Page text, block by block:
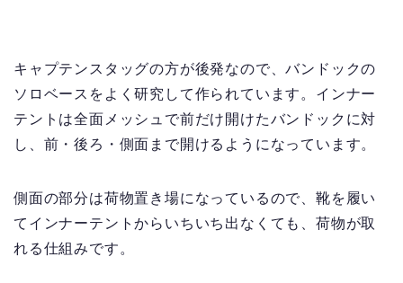
キャプテンスタッグの方が後発なので、バンドックの
ソロベースをよく研究して作られています。インナー
テントは全面メッシュで前だけ開けたバンドックに対
し、前・後ろ・側面まで開けるようになっています。
側面の部分は荷物置き場になっているので、靴を履い
てインナーテントからいちいち出なくても、荷物が取
れる仕組みです。